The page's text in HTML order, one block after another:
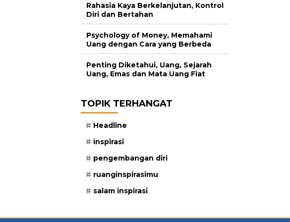
Rahasia Kaya Berkelanjutan, Kontrol
Diri dan Bertahan
Psychology of Money, Memahami
Uang dengan Cara yang Berbeda
Penting Diketahui, Uang, Sejarah
Uang, Emas dan Mata Uang Fiat
TOPIK TERHANGAT
Headline
inspirasi
pengembangan diri
ruanginspirasimu
salam inspirasi